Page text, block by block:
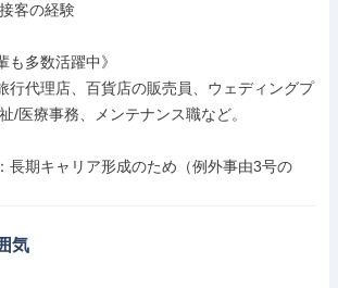
客の経験
も多数活躍中》
行代理店、百貨店の販売員、ウェディングプ
/医療事務、メンテナンス職など。
長期キャリア形成のため（例外事由3号の
気